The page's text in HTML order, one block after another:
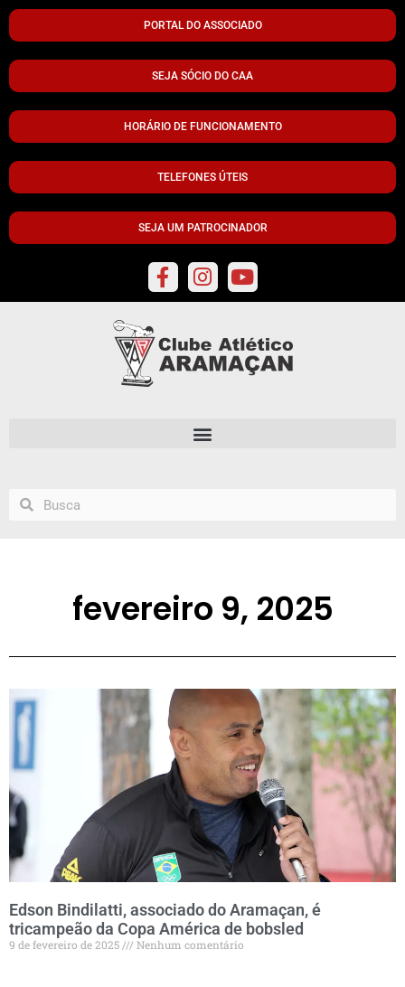
PORTAL DO ASSOCIADO
SEJA SÓCIO DO CAA
HORÁRIO DE FUNCIONAMENTO
TELEFONES ÚTEIS
SEJA UM PATROCINADOR
fevereiro 9, 2025
Edson Bindilatti, associado do Aramaçan, é
tricampeão da Copa América de bobsled
9 de fevereiro de 2025 Nenhum comentário